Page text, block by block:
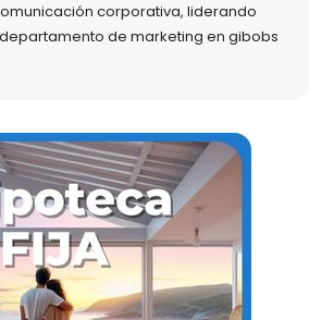
corporativa, liderando
de marketing en gibobs